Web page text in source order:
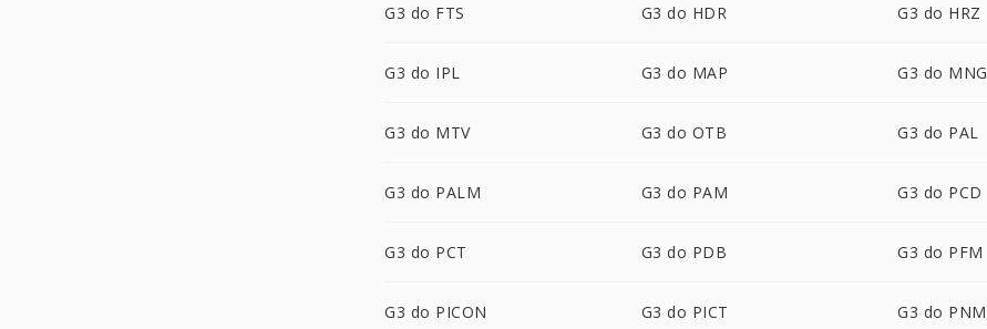
G3 do FTS G3 do HDR G3 do HRZ
G3 do IPL G3 do MAP G3 do MNG
G3 do MTV G3 do OTB G3 do PAL
G3 do PALM G3 do PAM G3 do PCD
G3 do PCT G3 do PDB G3 do PFM
G3 do PICON G3 do PICT G3 do PNM